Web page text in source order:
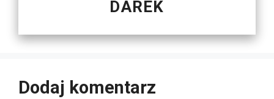
DAREK
Dodaj komentarz